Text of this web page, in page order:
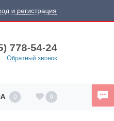
и регистрация
778-54-24
Обратный звонок
0 0